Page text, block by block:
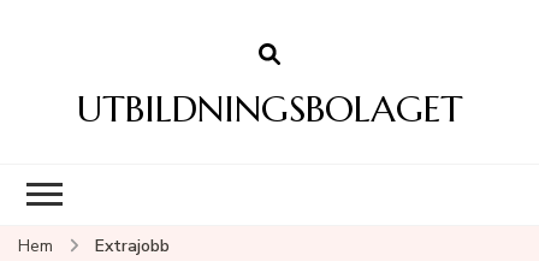
UTBILDNINGSBOLAGET
Hem Extrajobb